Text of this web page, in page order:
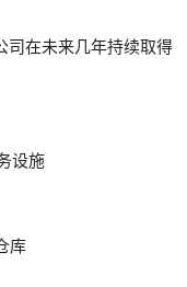
在未来几年持续取得
设施
库